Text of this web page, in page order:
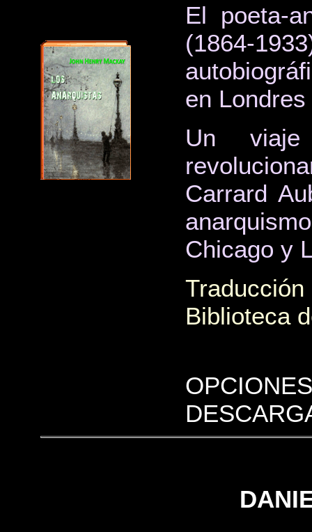
El poeta-
(1864-
en
Un viaje
Carrard
Chicago y
Biblioteca